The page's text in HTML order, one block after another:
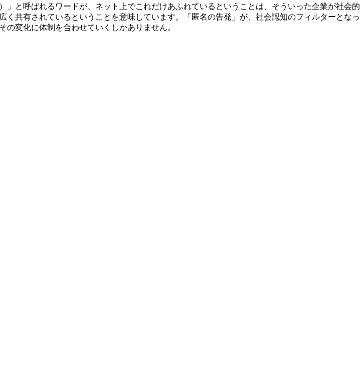
と呼ばれるワードが、ネット上でこれだけあふれているということは、そういった企業が社会的
共有されているということを意味しています。「匿名の告発」が、社会認知のフィルターとなっ
変化に体制を合わせていくしかありません。